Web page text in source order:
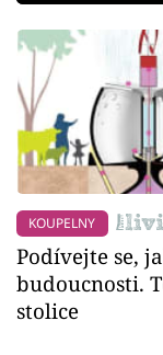
KOUPELNY
Podívejte se,
budoucnosti.
stolice